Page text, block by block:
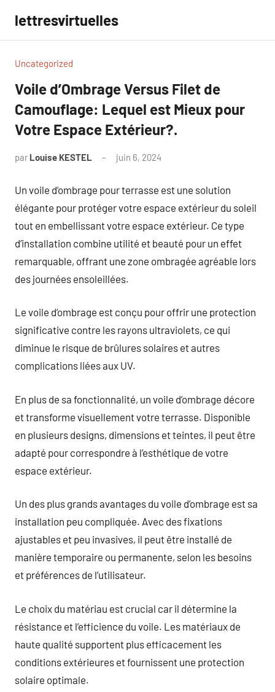
contenu
lettresvirtuelles
Uncategorized
Voile d’Ombrage Versus Filet de
Camouflage: Lequel est Mieux pour
Votre Espace Extérieur?.
par Louise KESTEL juin 6, 2024
Un voile d’ombrage pour terrasse est une solution
élégante pour protéger votre espace extérieur du soleil
tout en embellissant votre espace extérieur. Ce type
d’installation combine utilité et beauté pour un effet
remarquable, offrant une zone ombragée agréable lors
des journées ensoleillées.
Le voile d’ombrage est conçu pour offrir une protection
significative contre les rayons ultraviolets, ce qui
diminue le risque de brûlures solaires et autres
complications liées aux UV.
En plus de sa fonctionnalité, un voile d’ombrage décore
et transforme visuellement votre terrasse. Disponible
en plusieurs designs, dimensions et teintes, il peut être
adapté pour correspondre à l’esthétique de votre
espace extérieur.
Un des plus grands avantages du voile d’ombrage est sa
installation peu compliquée. Avec des fixations
ajustables et peu invasives, il peut être installé de
manière temporaire ou permanente, selon les besoins
et préférences de l’utilisateur.
Le choix du matériau est crucial car il détermine la
résistance et l’efficience du voile. Les matériaux de
haute qualité supportent plus efficacement les
conditions extérieures et fournissent une protection
solaire optimale.